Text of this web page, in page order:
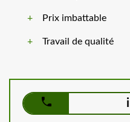
Prix imbattable
Travail de qualité